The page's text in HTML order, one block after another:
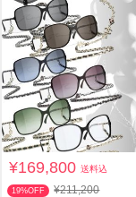
¥169,800送料込
19%OFF ¥211,200